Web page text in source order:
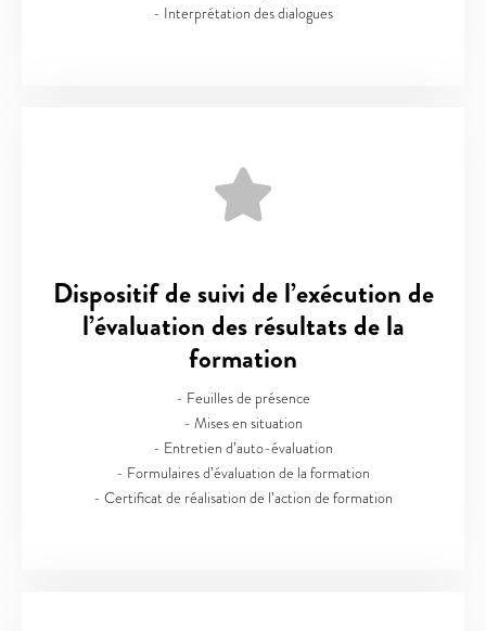
- Interprétation des dialogues
Dispositif de suivi de l’exécution de
l’évaluation des résultats de la
formation
- Feuilles de présence
- Mises en situation
- Entretien d’auto-évaluation
- Formulaires d’évaluation de la formation
- Certificat de réalisation de l’action de formation